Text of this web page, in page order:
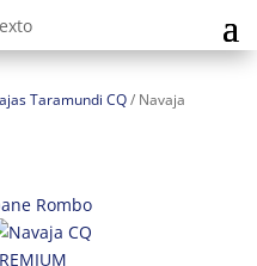
Taramundi CQ/ Navaja